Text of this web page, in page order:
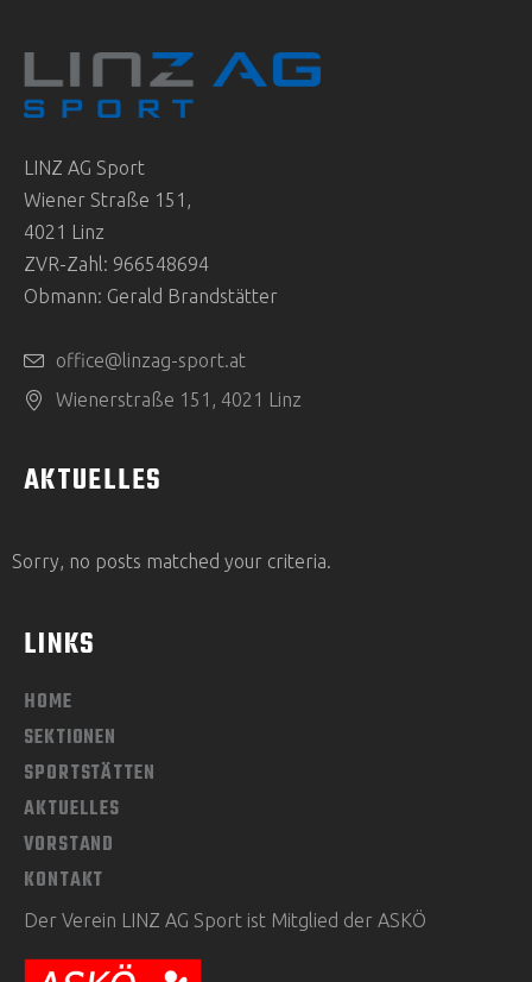
LINZ AG Sport
Wiener Straße 151,
4021 Linz
ZVR-Zahl: 966548694
Obmann: Gerald Brandstätter
office@linzag-sport.at
Wienerstraße 151, 4021 Linz
AKTUELLES
Sorry, no posts matched your criteria.
LINKS
HOME
SEKTIONEN
SPORTSTÄTTEN
AKTUELLES
VORSTAND
KONTAKT
Der Verein LINZ AG Sport ist Mitglied der ASKÖ